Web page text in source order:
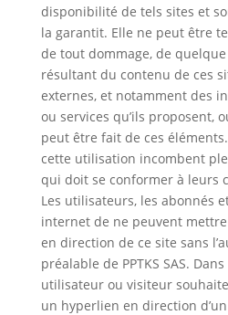
disponibilité de tels sites et
la garantit. Elle ne peut être
de tout dommage, de
résultant du contenu de ces
externes, et notamment des
ou services qu’ils proposent,
peut être fait de ces
cette utilisation incombent
qui doit se conformer à leurs
Les utilisateurs, les abonnés
internet de ne peuvent
en direction de ce site sans
préalable de PPTKS SAS.
utilisateur ou visiteur
un hyperlien en direction